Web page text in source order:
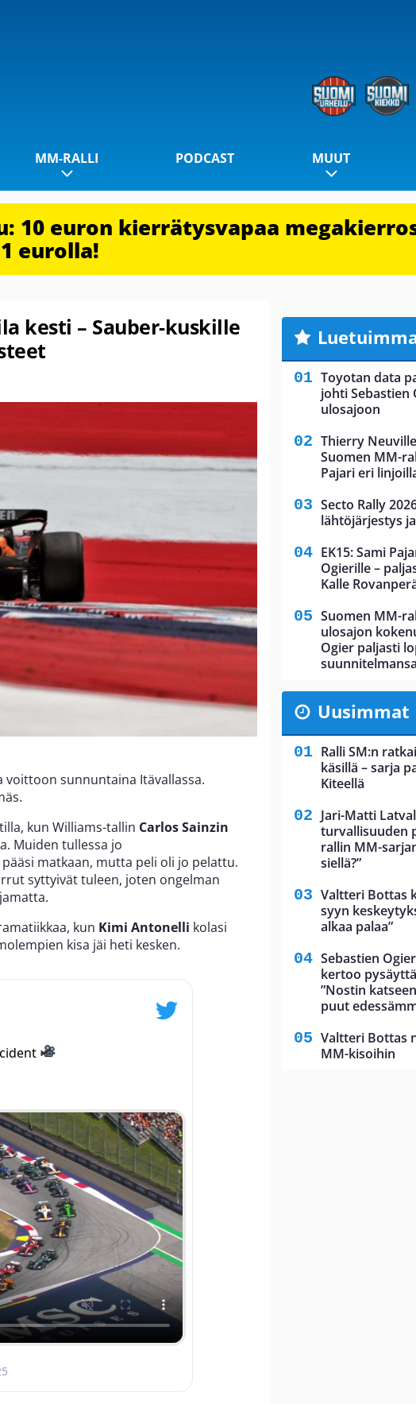
MM-RALLI PODCAST MUUT
10 euron kierrätysvapaa
eurolla!
kesti – Sauber-kuskille
voittoon sunnuntaina Itävallassa.
kun Williams-tallin Carlos Sainzin
Muiden tullessa jo
matkaan, mutta peli oli jo pelattu.
syttyivät tuleen, joten ongelman
kun Kimi Antonelli kolasi
kisa jäi heti kesken.
Toyotan data
johti Sebastien
ulosajoon
Thierry
Suomen MM-
Pajari eri
Secto Rally
lähtöjärjestys
EK15: Sami
Ogierille –
Kalle
Suomen MM-
ulosajon
Ogier paljasti
suunnitelmansa
Uusimmat
Ralli SM:n
käsillä – sarja
Kiteellä
Jari-Matti
turvallisuuden
rallin MM-
siellä?”
Valtteri Bottas
syyn
alkaa palaa”
Sebastien
kertoo
”Nostin
puut
Valtteri Bottas
MM-kisoihin